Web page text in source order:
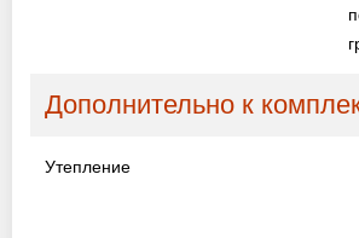
Дополнительно к
Утепление